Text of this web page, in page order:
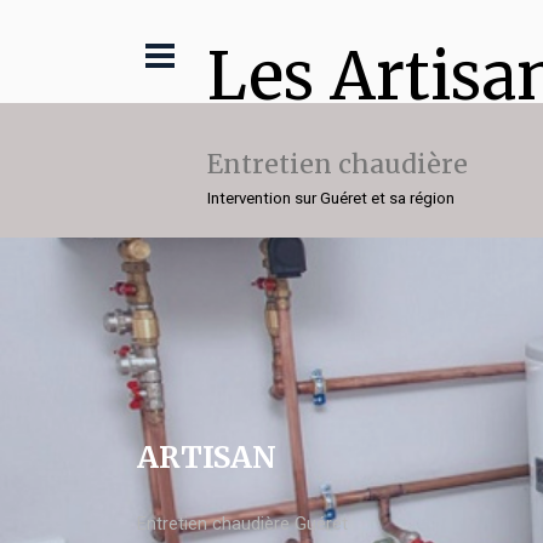
Les
Entretien chaudière
Intervention sur Guéret et sa région
ARTISAN
Entretien chaudière Guéret